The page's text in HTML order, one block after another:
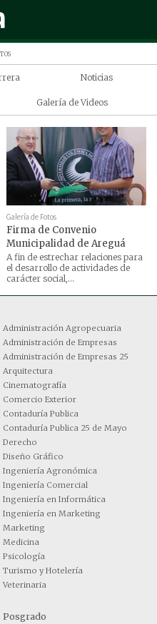
Noticias
Galería de Videos
Galería de Fotos
Firma de Convenio
Municipalidad de Areguá
A fin de estrechar relaciones para
el desarrollo de actividades de
carácter social,...
Administración Agropecuaria
Administración de Empresas
Administración de Empresas 25
Arquitectura
Cinematografía
Comercio Exterior
Contaduría Publica
Contaduría Publica 25 de Mayo
Derecho
Diseño Gráfico
Ingeniería Agronómica
Ingeniería Comercial
Ingeniería en Informática
Ingeniería en Marketing
Marketing
Medicina
Psicología
Turismo y Hotelería
Veterinaria
Posgrado